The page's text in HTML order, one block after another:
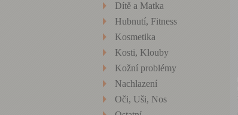
Dítě a Matka
Hubnutí, Fitness
Kosmetika
Kosti, Klouby
Kožní problémy
Nachlazení
Oči, Uši, Nos